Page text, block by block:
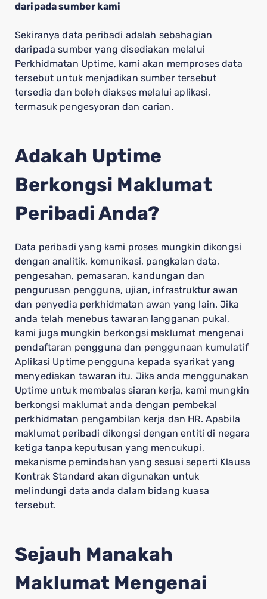
daripada sumber kami
Sekiranya data peribadi adalah sebahagian
daripada sumber yang disediakan melalui
Perkhidmatan Uptime, kami akan memproses data
tersebut untuk menjadikan sumber tersebut
tersedia dan boleh diakses melalui aplikasi,
termasuk pengesyoran dan carian.
Adakah Uptime
Berkongsi Maklumat
Peribadi Anda?
Data peribadi yang kami proses mungkin dikongsi
dengan analitik, komunikasi, pangkalan data,
pengesahan, pemasaran, kandungan dan
pengurusan pengguna, ujian, infrastruktur awan
dan penyedia perkhidmatan awan yang lain. Jika
anda telah menebus tawaran langganan pukal,
kami juga mungkin berkongsi maklumat mengenai
pendaftaran pengguna dan penggunaan kumulatif
Aplikasi Uptime pengguna kepada syarikat yang
menyediakan tawaran itu. Jika anda menggunakan
Uptime untuk membalas siaran kerja, kami mungkin
berkongsi maklumat anda dengan pembekal
perkhidmatan pengambilan kerja dan HR. Apabila
maklumat peribadi dikongsi dengan entiti di negara
ketiga tanpa keputusan yang mencukupi,
mekanisme pemindahan yang sesuai seperti Klausa
Kontrak Standard akan digunakan untuk
melindungi data anda dalam bidang kuasa
tersebut.
Sejauh Manakah
Maklumat Mengenai